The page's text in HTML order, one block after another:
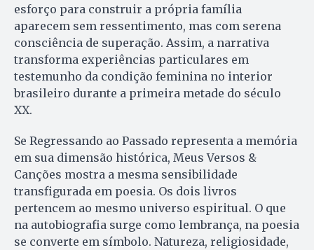
esforço para construir a própria família
aparecem sem ressentimento, mas com serena
consciência de superação. Assim, a narrativa
transforma experiências particulares em
testemunho da condição feminina no interior
brasileiro durante a primeira metade do século
XX.
Se Regressando ao Passado representa a memória
em sua dimensão histórica, Meus Versos &
Canções mostra a mesma sensibilidade
transfigurada em poesia. Os dois livros
pertencem ao mesmo universo espiritual. O que
na autobiografia surge como lembrança, na poesia
se converte em símbolo. Natureza, religiosidade,